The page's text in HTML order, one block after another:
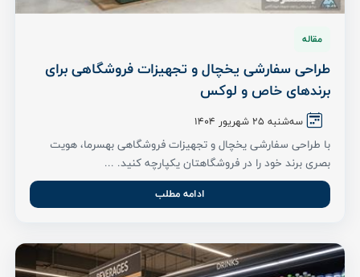
مقاله
طراحی سفارشی یخچال و تجهیزات فروشگاهی برای
برندهای خاص و لوکس
سه‌شنبه 25 شهریور ۱۴۰۴
با طراحی سفارشی یخچال و تجهیزات فروشگاهی بهسرما، هویت
بصری برند خود را در فروشگاهتان یکپارچه کنید. ...
ادامه مطلب